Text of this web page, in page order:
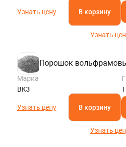
Узнать цену В корзину
Узнать
Порошок
Марка
ВК3
Узнать цену В корзину
Узнать